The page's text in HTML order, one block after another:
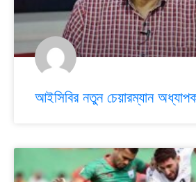
আইসিবির নতুন চেয়ারম্যান